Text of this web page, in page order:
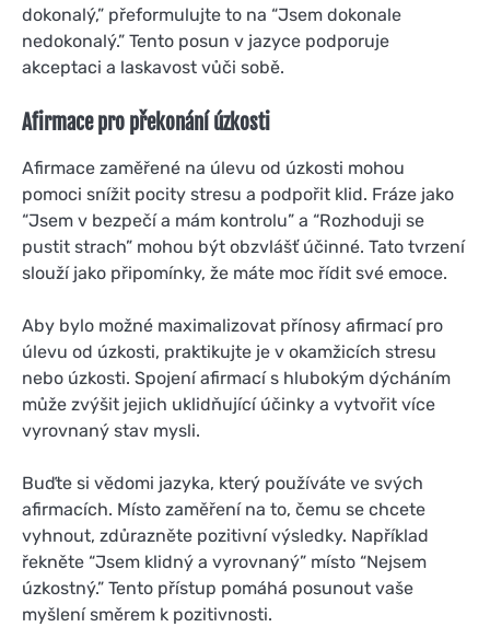
dokonalý,” přeformulujte to na “Jsem dokonale
nedokonalý.” Tento posun v jazyce podporuje
akceptaci a laskavost vůči sobě.
Afirmace pro překonání úzkosti
Afirmace zaměřené na úlevu od úzkosti mohou
pomoci snížit pocity stresu a podpořit klid. Fráze jako
“Jsem v bezpečí a mám kontrolu” a “Rozhoduji se
pustit strach” mohou být obzvlášť účinné. Tato tvrzení
slouží jako připomínky, že máte moc řídit své emoce.
Aby bylo možné maximalizovat přínosy afirmací pro
úlevu od úzkosti, praktikujte je v okamžicích stresu
nebo úzkosti. Spojení afirmací s hlubokým dýcháním
může zvýšit jejich uklidňující účinky a vytvořit více
vyrovnaný stav mysli.
Buďte si vědomi jazyka, který používáte ve svých
afirmacích. Místo zaměření na to, čemu se chcete
vyhnout, zdůrazněte pozitivní výsledky. Například
řekněte “Jsem klidný a vyrovnaný” místo “Nejsem
úzkostný.” Tento přístup pomáhá posunout vaše
myšlení směrem k pozitivnosti.